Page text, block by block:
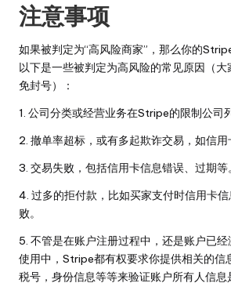
注意事项
如果被判定为“高风险商家”，那么你的
以下是一些被判定为高风险的常见原因（
免封号）：
1. 公司分类或经营业务在Stripe的限制公司
2. 撤单率超标，或有多起欺诈交易，如信用
3. 交易失败，包括信用卡信息错误、过期等。
4. 过多的拒付款，比如买家支付时信用卡
败。
5. 不管是在账户注册过程中，还是账户已
使用中，Stripe都有权要求你提供相关的信
税号，身份信息等等来验证账户所有人信息